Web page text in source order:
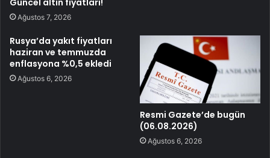
Güncel altın fiyatları!
Ağustos 7, 2026
Rusya’da yakıt fiyatları
haziran ve temmuzda
enflasyona %0,5 ekledi
Ağustos 6, 2026
Resmi Gazete’de bugün
(06.08.2026)
Ağustos 6, 2026